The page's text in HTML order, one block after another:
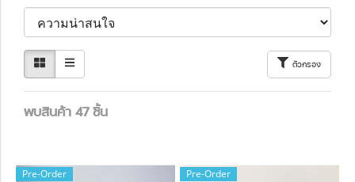
ตัวกรอง
พบสินค้า 47 ชิ้น
Pre-Order Pre-Order